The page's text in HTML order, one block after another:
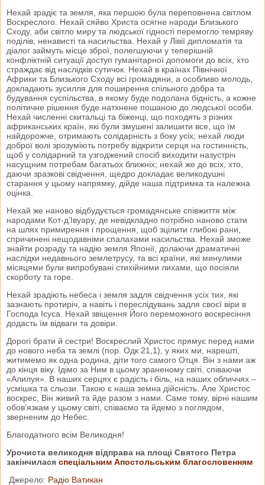
Нехай зрадіє та земля, яка першою була переповнена світлом
Воскреслого. Нехай сяйво Христа осягне народи Близького
Сходу, аби світло миру та людської гідності перемогло темряву
поділів, ненависті та насильства. Нехай у Лівії дипломатія та
діалог займуть місце зброї, полегшуючи у теперішній
конфліктній ситуації доступ гуманітарної допомоги до всіх, хто
страждає від наслідків сутичок. Нехай в країнах Північної
Африки та Близького Сходу всі громадяни, а особливо молодь,
докладають зусилля для поширення спільного добра та
будування суспільства, в якому буде подолана бідність, а кожне
політичне рішення буде натхнене пошаною до людської особи.
Нехай численні скитальці та біженці, що походять з різних
африканських країн, які були змушені залишити все, що їм
найдорожче, отримають солідарність з боку усіх; нехай люди
доброї волі зрозуміють потребу відкрити серця на гостинність,
щоб у солідарний та узгоджений спосіб виходити назустріч
насущним потребам багатьох ближніх; нехай же до всіх, хто,
даючи зразкові свідчення, щедро докладає великодушні
старання у цьому напрямку, дійде наша підтримка та належна
оцінка.
Нехай же наново відбудується громадянське співжиття між
народами Кот-д’Івуару, де невідкладно потрібно наново стати
на шлях примирення і прощення, щоб зцілити глибокі рани,
спричинені нещодавніми спалахами насильства. Нехай зможе
знайти розраду та надію земля Японії, долаючи драматичні
наслідки недавнього землетрусу, та всі країни, які минулими
місяцями були випробувані стихійними лихами, що посіяли
скорботу та горе.
Нехай зрадіють небеса і земля задля свідчення усіх тих, які
зазнають протиріч, а навіть і переслідувань задля своєї віри в
Господа Ісуса. Нехай звіщення Його переможного воскресіння
додасть їм відваги та довіри.
Дорогі брати й сестри! Воскреслий Христос прямує перед нами
до нового неба та землі (пор. Одк 21,1), у яких ми, нарешті,
житимемо як одна родина, діти того самого Отця. Він з нами аж
до кінця віку. Ідімо за Ним в цьому зраненому світі, співаючи
«Алилуя». В наших серцях є радість і біль, на наших обличчях –
усмішка та сльози. Такою є наша земна дійсність. Але Христос
воскрес, Він живий та йде разом з нами. Саме тому, вірні нашим
обов’язкам у цьому світі, співаємо та йдемо з поглядом,
зверненим до Небес.
Благодатного всім Великодня!
Урочиста великодня відправа на площі Святого Петра
закінчилася спеціальним Апостольським благословенням
Джерело: Радіо Ватикан